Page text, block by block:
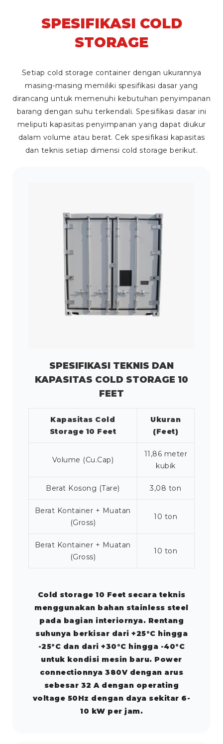
SPESIFIKASI COLD
STORAGE
Setiap cold storage container dengan ukurannya
masing-masing memiliki spesifikasi dasar yang
dirancang untuk memenuhi kebutuhan penyimpanan
barang dengan suhu terkendali. Spesifikasi dasar ini
meliputi kapasitas penyimpanan yang dapat diukur
dalam volume atau berat. Cek spesifikasi kapasitas
dan teknis setiap dimensi cold storage berikut.
SPESIFIKASI TEKNIS DAN
KAPASITAS COLD STORAGE 10
FEET
Kapasitas Cold
Storage 10 Feet
Ukuran
(Feet)
Volume (Cu.Cap)
11,86 meter
kubik
Berat Kosong (Tare) 3,08 ton
Berat Kontainer + Muatan
(Gross)
10 ton
Berat Kontainer + Muatan
(Gross)
10 ton
Cold storage 10 Feet secara teknis
menggunakan bahan stainless steel
pada bagian interiornya. Rentang
suhunya berkisar dari +25°C hingga
-25°C dan dari +30°C hingga -40°C
untuk kondisi mesin baru. Power
connectionnya 380V dengan arus
sebesar 32 A dengan operating
voltage 50Hz dengan daya sekitar 6-
10 kW per jam.